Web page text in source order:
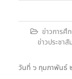
ข่าวการศึ
ข่าวประชา
วันที่ ๖ กุมภาพันธ์